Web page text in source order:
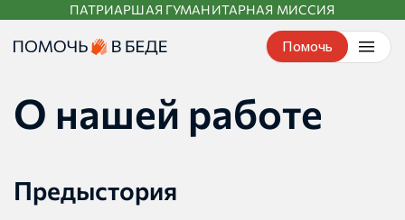
контенту
ПАТРИАРШАЯ ГУМАНИТАРНАЯ МИССИЯ
Помочь
О нашей работе
Предыстория